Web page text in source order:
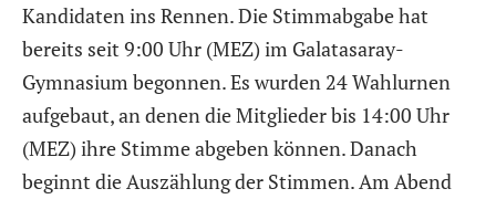
Kandidaten ins Rennen. Die Stimmabgabe hat
bereits seit 9:00 Uhr (MEZ) im Galatasaray-
Gymnasium begonnen. Es wurden 24 Wahlurnen
aufgebaut, an denen die Mitglieder bis 14:00 Uhr
(MEZ) ihre Stimme abgeben können. Danach
beginnt die Auszählung der Stimmen. Am Abend